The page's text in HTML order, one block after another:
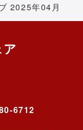
2025年04月
6712